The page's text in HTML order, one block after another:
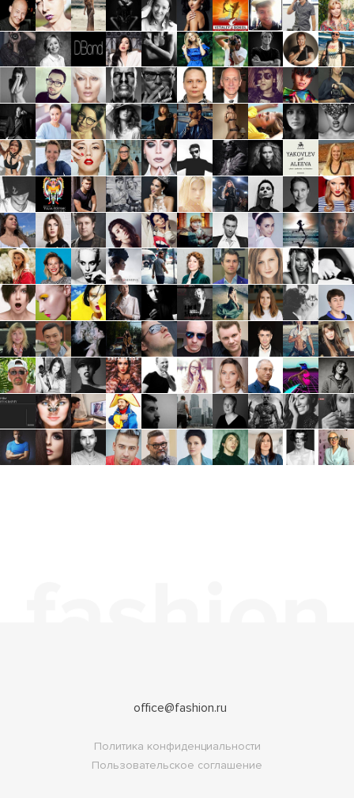
office@fashion.ru
Политика конфиденциальности
Пользовательское соглашение